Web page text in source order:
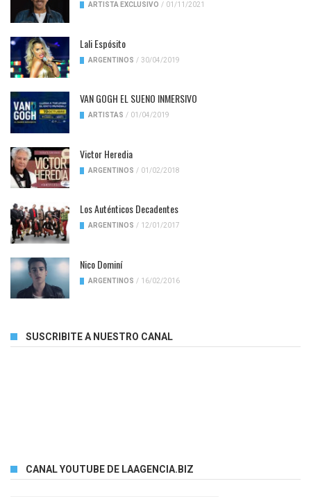
ARTISTA EXCLUSIVO / 01/11/2021
Lali Espósito
ARGENTINOS / 30/04/2019
VAN GOGH EL SUENO INMERSIVO
ARTISTAS / 01/04/2019
Victor Heredia
ARGENTINOS / 01/02/2018
Los Auténticos Decadentes
ARGENTINOS / 12/01/2017
Nico Dominí
ARGENTINOS / 16/02/2016
SUSCRIBITE A NUESTRO CANAL
CANAL YOUTUBE DE LAAGENCIA.BIZ